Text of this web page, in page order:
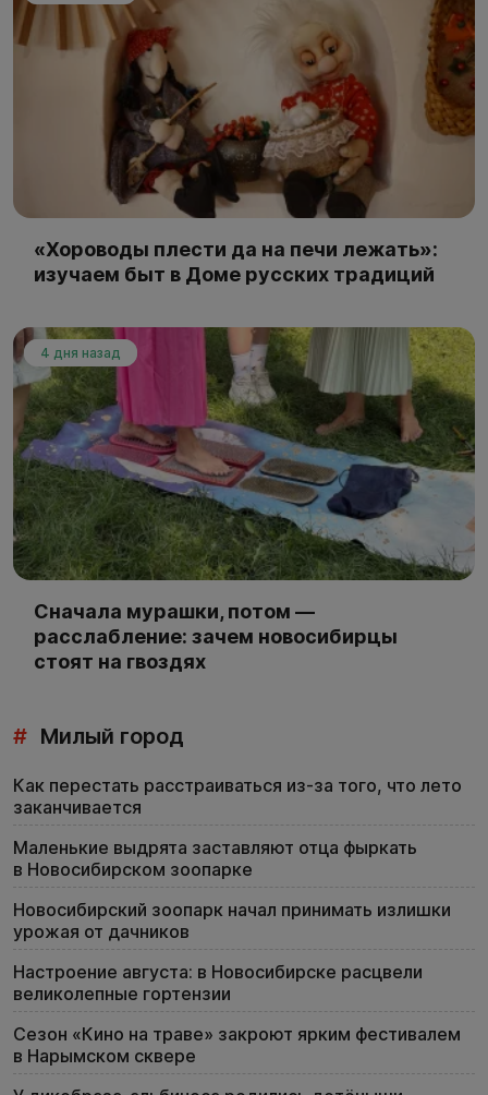
«Хороводы плести да на печи лежать»:
изучаем быт в Доме русских традиций
4 дня назад
Сначала мурашки, потом —
расслабление: зачем новосибирцы
стоят на гвоздях
# Милый город
Как перестать расстраиваться из-за того, что лето
заканчивается
Маленькие выдрята заставляют отца фыркать
в Новосибирском зоопарке
Новосибирский зоопарк начал принимать излишки
урожая от дачников
Настроение августа: в Новосибирске расцвели
великолепные гортензии
Сезон «Кино на траве» закроют ярким фестивалем
в Нарымском сквере